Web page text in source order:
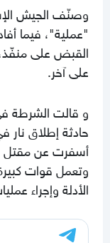
وصنّف الجيش
"عملية"، فيما
القبض على
على آخر.
و قالت الشرطة
حادثة إطلاق نار
وتعمل قوات
الأدلة وإجراء